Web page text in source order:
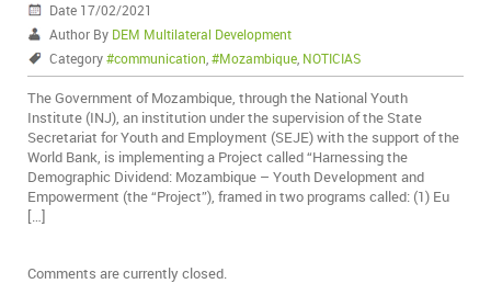
Date 17/02/2021
Author By DEM Multilateral Development
Category#communication #Mozambique NOTICIAS
The Government of Mozambique, through the National Youth
Institute (INJ), an institution under the supervision of the State
Secretariat for Youth and Employment (SEJE) with the support of the
World Bank, is implementing a Project called “Harnessing the
Demographic Dividend: Mozambique – Youth Development and
Empowerment (the “Project”), framed in two programs called: (1) Eu
[…]
Comments are currently closed.